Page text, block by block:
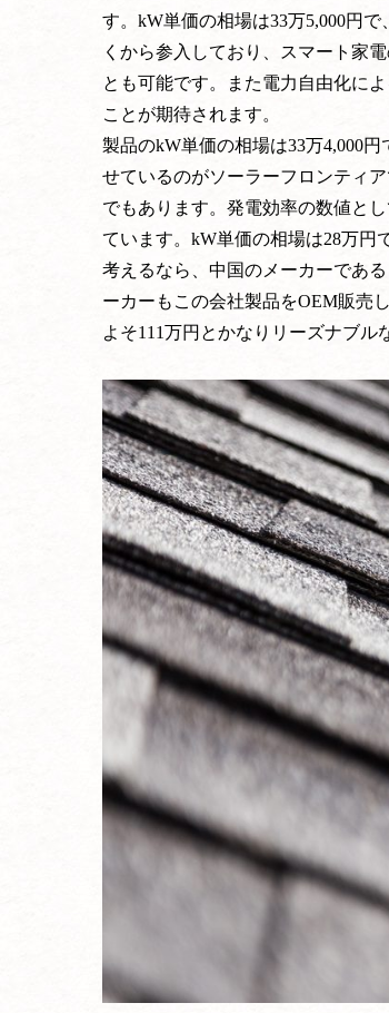
す。kW単価の相場は33万5,000円
くから参入しており、スマート家
とも可能です。また電力自由化に
ことが期待されます。
製品のkW単価の相場は33万4,000
せているのがソーラーフロンティ
でもあります。発電効率の数値と
ています。kW単価の相場は28万円
考えるなら、中国のメーカーであ
ーカーもこの会社製品をOEM販売
よそ111万円とかなりリーズナブル